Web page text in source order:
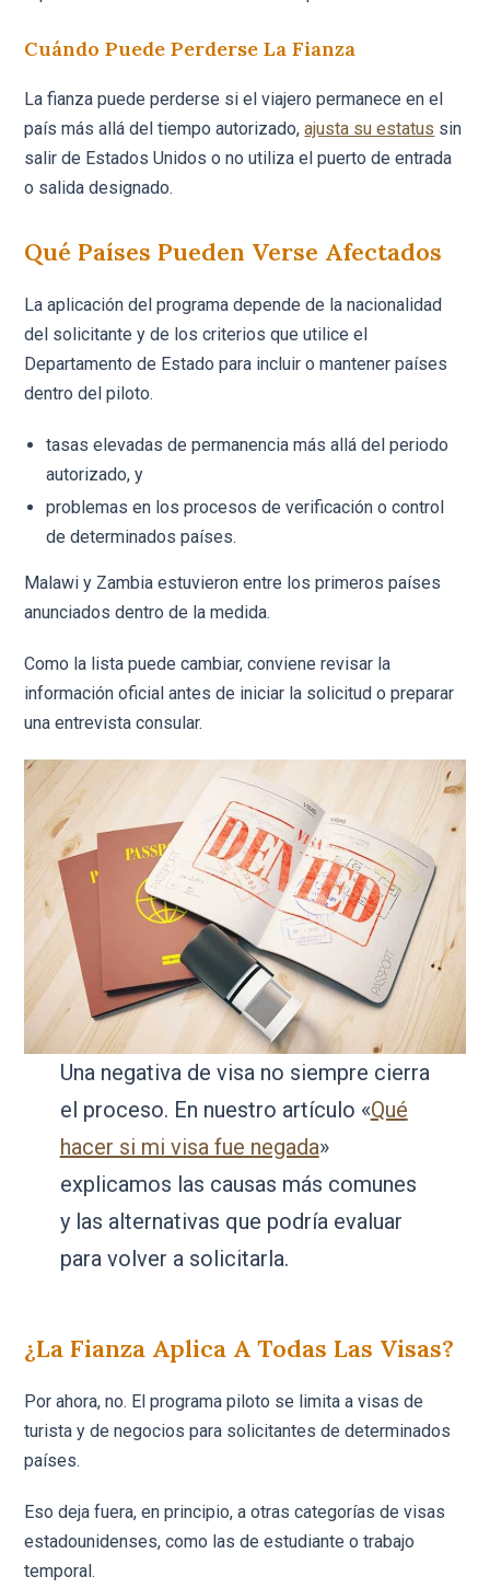
Cuándo Puede Perderse La Fianza
La fianza puede perderse si el viajero permanece en el
país más allá del tiempo autorizado,ajusta su estatus sin
salir de Estados Unidos o no utiliza el puerto de entrada
o salida designado.
Qué Países Pueden Verse Afectados
La aplicación del programa depende de la nacionalidad
del solicitante y de los criterios que utilice el
Departamento de Estado para incluir o mantener países
dentro del piloto.
tasas elevadas de permanencia más allá del periodo
autorizado, y
problemas en los procesos de verificación o control
de determinados países.
Malawi y Zambia estuvieron entre los primeros países
anunciados dentro de la medida.
Como la lista puede cambiar, conviene revisar la
información oficial antes de iniciar la solicitud o preparar
una entrevista consular.
Una negativa de visa no siempre cierra
el proceso. En nuestro artículo «Qué
hacer si mi visa fue negada»
explicamos las causas más comunes
y las alternativas que podría evaluar
para volver a solicitarla.
¿La Fianza Aplica A Todas Las Visas?
Por ahora, no. El programa piloto se limita a visas de
turista y de negocios para solicitantes de determinados
países.
Eso deja fuera, en principio, a otras categorías de visas
estadounidenses, como las de estudiante o trabajo
temporal.